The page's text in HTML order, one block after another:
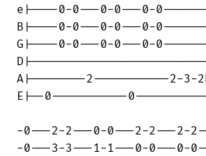
e|----0-0---0-0---0-
B|----0-0---0-0---0-
G|----0-0---0-0---0-
A|--------2-----------2-3-
E|--0-----------
-0---2-2---0-0---2-2---2-
-0---3-3---1-1---0-0---0-